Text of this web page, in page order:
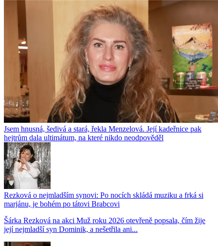
Jsem hnusná, šedivá a stará, řekla Menzelová. Její kadeřnice pak
hejtrům dala ultimátum, na které nikdo neodpověděl
Rezková o nejmladším synovi: Po nocích skládá muziku a frká si
marjánu, je bohém po tátovi Brabcovi
Šárka Rezková na akci Muž roku 2026 otevřeně popsala, čím žije
její nejmladší syn Dominik, a nešetřila ani...